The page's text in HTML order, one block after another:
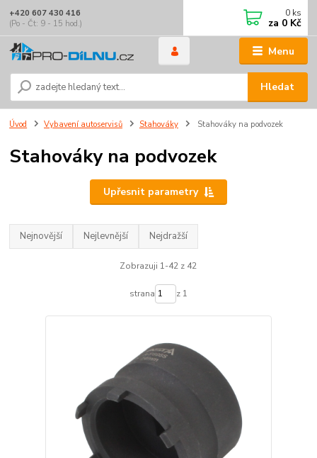
Menu
Hledat
+420 607 430 416
(Po - Čt: 9 - 15 hod.)
0 ks
za 0 Kč
Úvod Vybavení autoservisů Stahováky Stahováky na podvozek
Stahováky na podvozek
Upřesnit parametry
Nejnovější Nejlevnější Nejdražší
Zobrazuji 1-42 z 42
strana z 1